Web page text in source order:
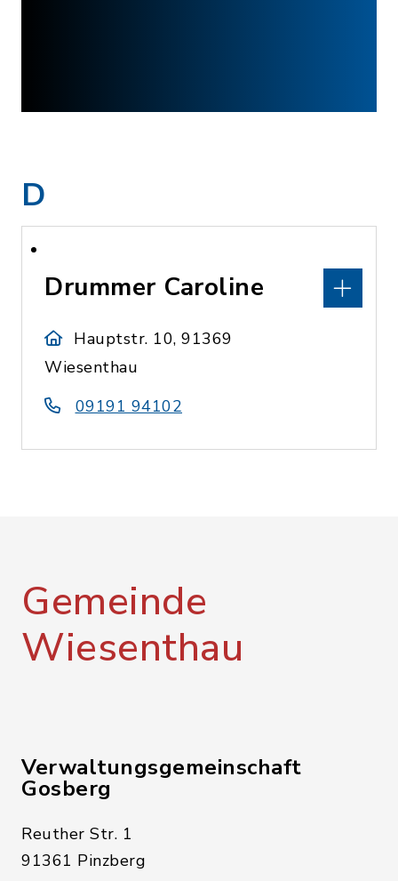
D
Drummer Caroline
Hauptstr. 10, 91369
Wiesenthau
09191 94102
Gemeinde
Wiesenthau
Verwaltungsgemeinschaft
Gosberg
Reuther Str. 1
91361 Pinzberg